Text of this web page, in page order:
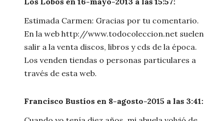
Estimada Carmen: Gracias por tu comentario.
En la web http://www.todocoleccion.net suelen
salir a la venta discos, libros y cds de la época.
Los venden tiendas o personas particulares a
través de esta web.
Francisco Bustíos en 8-agosto-2015 a las 3:41: